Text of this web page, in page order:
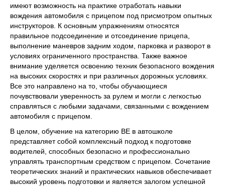
имеют возможность на практике отработать навыки
вождения автомобиля с прицепом под присмотром опытных
инструкторов. К основным упражнениям относятся
правильное подсоединение и отсоединение прицепа,
выполнение маневров задним ходом, парковка и разворот в
условиях ограниченного пространства. Также важное
внимание уделяется освоению техник безопасного вождения
на высоких скоростях и при различных дорожных условиях.
Все это направлено на то, чтобы обучающиеся
почувствовали уверенность за рулем и могли с легкостью
справляться с любыми задачами, связанными с вождением
автомобиля с прицепом.
В целом, обучение на категорию ВЕ в автошколе
представляет собой комплексный подход к подготовке
водителей, способных безопасно и профессионально
управлять транспортным средством с прицепом. Сочетание
теоретических знаний и практических навыков обеспечивает
высокий уровень подготовки и является залогом успешной